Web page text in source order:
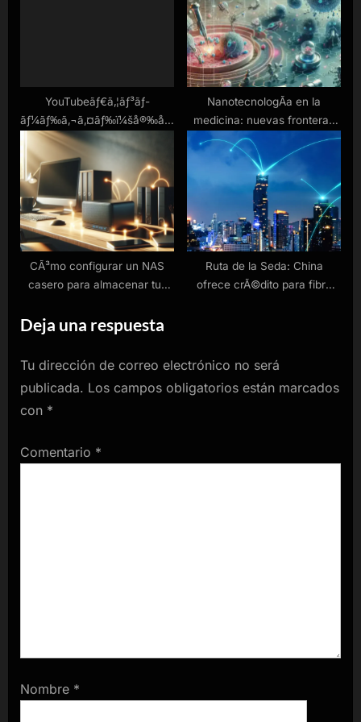
YouTubeãƒ€ã‚¦ãƒ³ãƒ­
ãƒ¼ãƒ‰ã‚¬ã‚¤ãƒ‰ï¼šå®‰å…
¨ã§ç°¡å˜ãªå‹•ç”»ä¿å­˜æ–
¹æ³•
NanotecnologÃ­a en la
medicina: nuevas fronteras
en el tratamiento de
enfermedades
CÃ³mo configurar un NAS
casero para almacenar tus
Ruta de la Seda: China
ofrece crÃ©dito para fibra
Deja una respuesta
Tu dirección de correo electrónico no será
publicada. Los campos obligatorios están marcados
con *
Comentario *
Nombre *